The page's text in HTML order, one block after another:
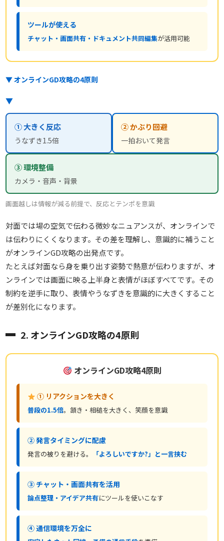
ツールが使える
チャット・画面共有・ドキュメント共同編集が活用可能
▼ オンラインGD攻略の4原則
▼
① 大きく反応
うなずき1.5倍
② かぶり回避
一拍おいて発言
③ 環境整備
カメラ・音声・背景
画面越しは情報が減る前提で、反応とテンポを意識
対面では場の空気で伝わる微妙なニュアンスが、オンラインで
は伝わりにくくなります。その差を理解し、意識的に補うこと
がオンラインGD攻略の出発点です。
たとえば対面なら身を乗り出す姿勢で熱意が伝わりますが、オ
ンラインでは画面に映る上半身と表情がほぼすべてです。その
制約を逆手に取り、表情やうなずきを意識的に大きくすること
が差別化になります。
2. オンラインGD攻略の4原則
オンラインGD攻略4原則
① リアクションを大きく
普段の1.5倍。頷き・相槌を大きく、笑顔を意識
② 発言タイミングに配慮
発言の被りを避ける。 「よろしいですか?」と一言挟む
③ チャット・画面共有を活用
論点整理・アイデア共有にツールを使いこなす
④ 通信環境を万全に